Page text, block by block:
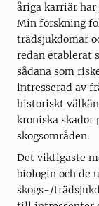
åriga karriär har
Min forskning
trädsjukdomar
redan etablerat
sådana som
intresserad av
historiskt
kroniska skador
skogsområden.
Det viktigaste
biologin och de
skogs-/